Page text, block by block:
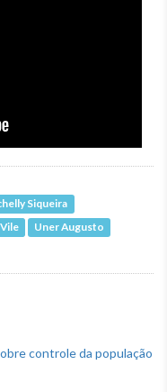
Siqueira
Vile
Uner Augusto
controle da população